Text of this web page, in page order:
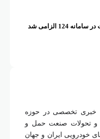
124 الزامی شد
خبری تخصصی در حوزه
و تحولات صنعت حمل و
خودرویی ایران و جهان